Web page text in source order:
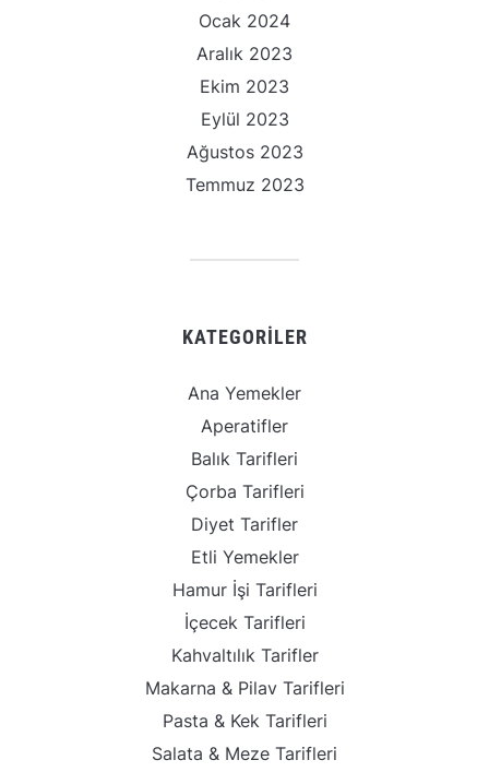
Ocak 2024
Aralık 2023
Ekim 2023
Eylül 2023
Ağustos 2023
Temmuz 2023
KATEGORILER
Ana Yemekler
Aperatifler
Balık Tarifleri
Çorba Tarifleri
Diyet Tarifler
Etli Yemekler
Hamur İşi Tarifleri
İçecek Tarifleri
Kahvaltılık Tarifler
Makarna & Pilav Tarifleri
Pasta & Kek Tarifleri
Salata & Meze Tarifleri